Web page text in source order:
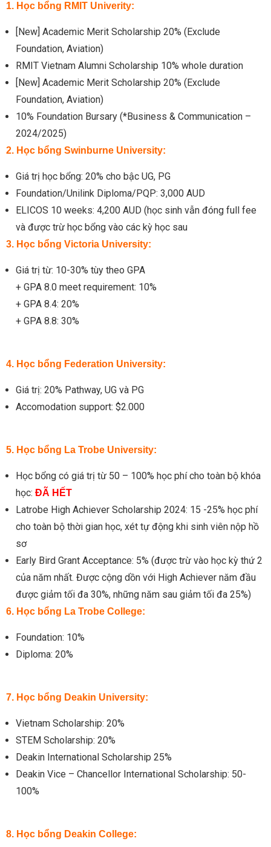
1. Học bổng RMIT Univerity:
[New] Academic Merit Scholarship 20% (Exclude
Foundation, Aviation)
RMIT Vietnam Alumni Scholarship 10% whole duration
[New] Academic Merit Scholarship 20% (Exclude
Foundation, Aviation)
10% Foundation Bursary (*Business & Communication –
2024/2025)
2. Học bổng Swinburne University:
Giá trị học bổng: 20% cho bậc UG, PG
Foundation/Unilink Diploma/PQP: 3,000 AUD
ELICOS 10 weeks: 4,200 AUD (học sinh vẫn đóng full fee
và được trừ học bổng vào các kỳ học sau
3. Học bổng Victoria University:
Giá trị từ: 10-30% tùy theo GPA
+ GPA 8.0 meet requirement: 10%
+ GPA 8.4: 20%
+ GPA 8.8: 30%
4. Học bổng Federation University:
Giá trị: 20% Pathway, UG và PG
Accomodation support: $2.000
5. Học bổng La Trobe University:
Học bổng có giá trị từ 50 – 100% học phí cho toàn bộ khóa
học: ĐÃ HẾT
Latrobe High Achiever Scholarship 2024: 15 -25% học phí
cho toàn bộ thời gian học, xét tự động khi sinh viên nộp hồ
sơ
Early Bird Grant Acceptance: 5% (được trừ vào học kỳ thứ 2
của năm nhất. Được cộng dồn với High Achiever năm đầu
được giảm tối đa 30%, những năm sau giảm tối đa 25%)
6. Học bổng La Trobe College:
Foundation: 10%
Diploma: 20%
7. Học bổng Deakin University:
Vietnam Scholarship: 20%
STEM Scholarship: 20%
Deakin International Scholarship 25%
Deakin Vice – Chancellor International Scholarship: 50-
100%
8. Học bổng Deakin College: